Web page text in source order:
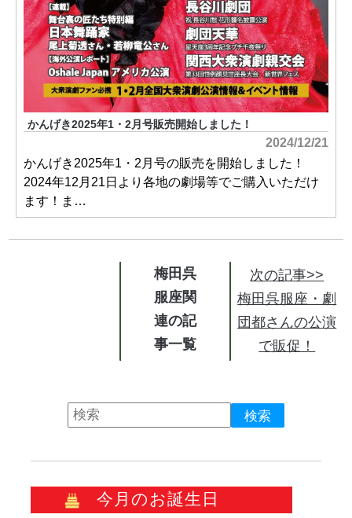
かんげき2025年1・2月号販売開始しました！
2024/12/21
かんげき2025年1・2月号の販売を開始しました！
2024年12月21日より各地の劇場等でご購入いただけ
ます！ま…
梅田呉
服座関
連の記
事
次の記事>>
梅田呉服座・劇
団都さんの公演
で販促！
今月のお誕生日